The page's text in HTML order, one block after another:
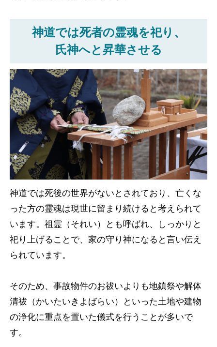
神道では死者の霊魂を祀り、
氏神へと昇華させる
神道では死後の世界がないとされており、亡くな
った方の霊魂は現世に留まり続けると考えられて
います。祖霊（それい）とも呼ばれ、しっかりと
祀り上げることで、家の守り神になると言い伝え
られています。
そのため、事故物件のお祓いよりも地鎮祭や解体
清祓（かいたいきよばらい）といった土地や建物
の浄化に重点を置いた儀式を行うことが多いで
す。